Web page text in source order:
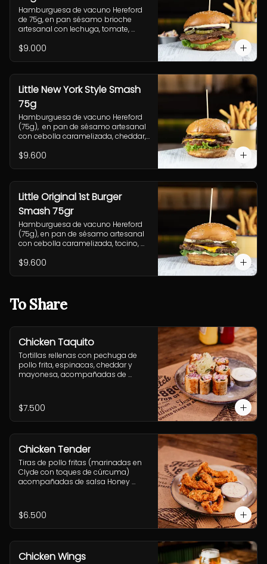
Hamburguesa de vacuno Hereford
de 75g, en pan sésamo brioche
artesanal con lechuga, tomate,
casera Uncle Fletch.
$9.000
Little New York Style Smash
75g
Hamburguesa de vacuno Hereford
(75g),  en pan de sésamo artesanal
con cebolla caramelizada, cheddar,
York. Incluye papas fritas rústicas.
$9.600
Little Original 1st Burger
Smash 75gr
Hamburguesa de vacuno Hereford
(75g), en pan de sésamo artesanal
con cebolla caramelizada, tocino,
casera Uncle Fletch. Incluye papas
$9.600
To Share
Chicken Taquito
Tortillas rellenas con pechuga de
pollo frita, espinacas, cheddar y
mayonesa, acompañadas de
$7.500
Chicken Tender
Tiras de pollo fritas (marinadas en
Clyde con toques de cúrcuma)
acompañadas de salsa Honey
$6.500
Chicken Wings